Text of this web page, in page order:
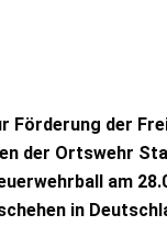
Förderung der
der Ortswehr
am
in